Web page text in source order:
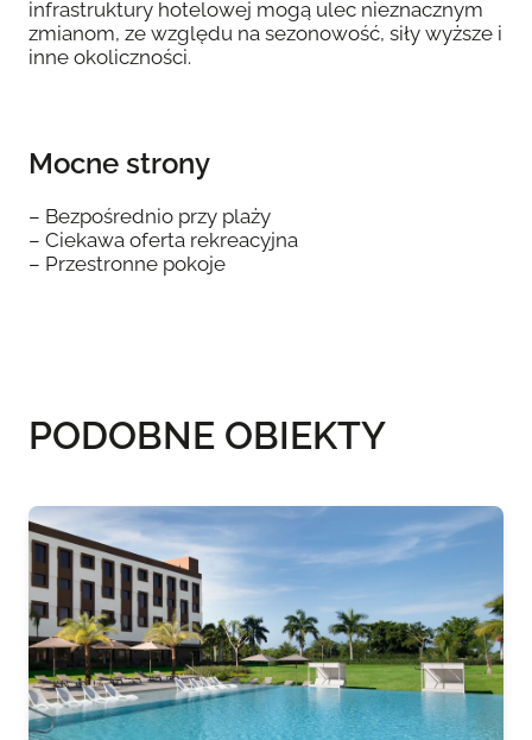
infrastruktury hotelowej mogą ulec nieznacznym
zmianom, ze względu na sezonowość, siły wyższe i
inne okoliczności.
Mocne strony
– Bezpośrednio przy plaży
– Ciekawa oferta rekreacyjna
– Przestronne pokoje
PODOBNE OBIEKTY